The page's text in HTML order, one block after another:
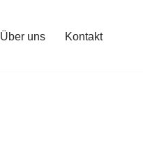
Über uns Kontakt